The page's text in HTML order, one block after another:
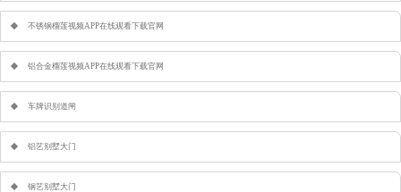
不锈钢榴莲视频APP在线观看下载官网
铝合金榴莲视频APP在线观看下载官网
车牌识别道闸
铝艺别墅大门
钢艺别墅大门